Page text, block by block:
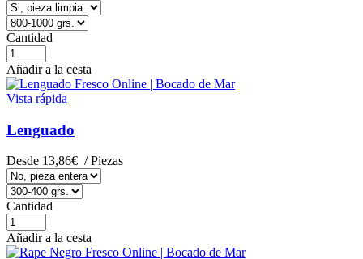
Cantidad
Añadir a la cesta
Vista rápida
Lenguado
Desde 13,86€ / Piezas
Cantidad
Añadir a la cesta